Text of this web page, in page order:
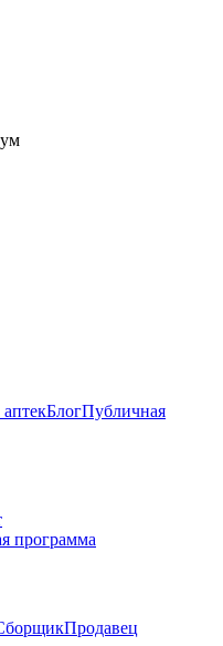
БлогПубличная
программа
Продавец